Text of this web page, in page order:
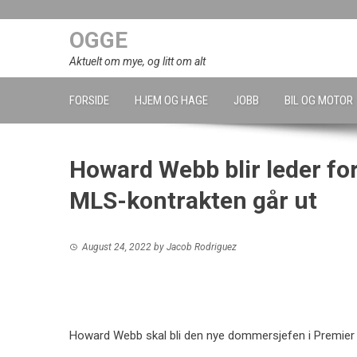
OGGE
Aktuelt om mye, og litt om alt
FORSIDE HJEM OG HAGE JOBB BIL OG MOTOR
Howard Webb blir leder
MLS-kontrakten går ut
August 24, 2022 by Jacob Rodriguez
Howard Webb skal bli den nye dommersjefen i Premier